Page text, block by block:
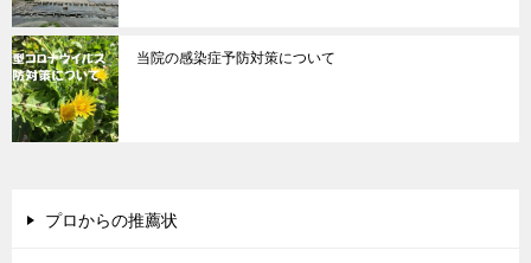
当院の感染症予防対策について
プロからの推薦状